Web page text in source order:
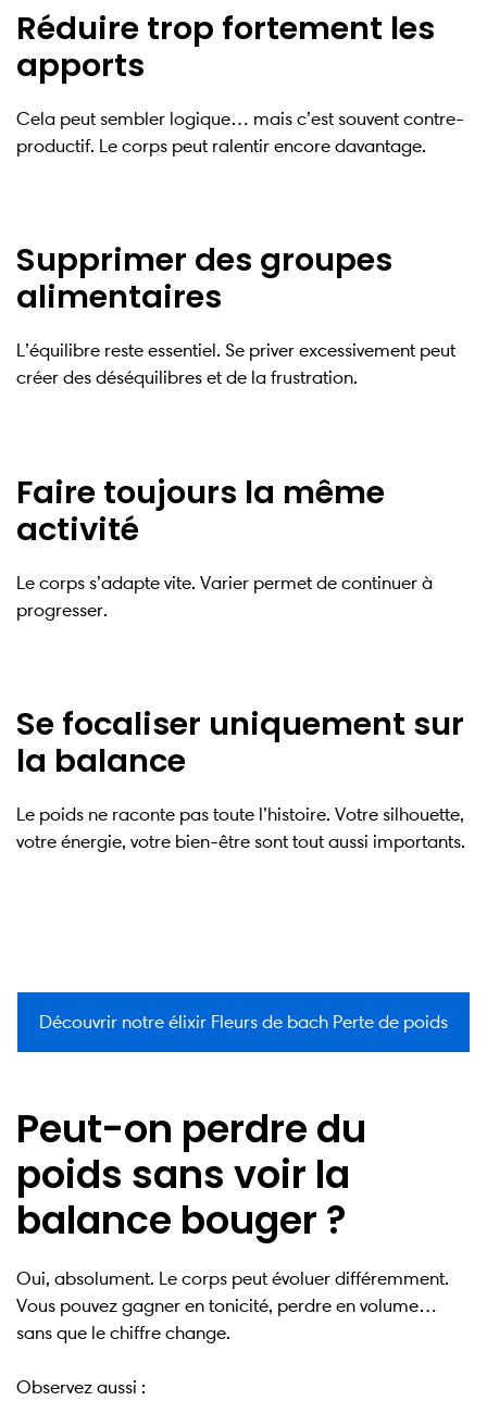
Réduire trop fortement les
apports
Cela peut sembler logique… mais c’est souvent contre-
productif. Le corps peut ralentir encore davantage.
Supprimer des groupes
alimentaires
L’équilibre reste essentiel. Se priver excessivement peut
créer des déséquilibres et de la frustration.
Faire toujours la même
activité
Le corps s’adapte vite. Varier permet de continuer à
progresser.
Se focaliser uniquement sur
la balance
Le poids ne raconte pas toute l’histoire. Votre silhouette,
votre énergie, votre bien-être sont tout aussi importants.
Découvrir notre élixir Fleurs de bach Perte de poids
Peut-on perdre du
poids sans voir la
balance bouger ?
Oui, absolument. Le corps peut évoluer différemment.
Vous pouvez gagner en tonicité, perdre en volume…
sans que le chiffre change.
Observez aussi :